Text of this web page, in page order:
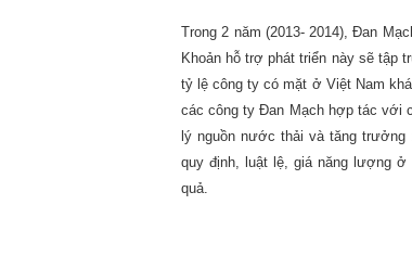
Trong 2 năm (2013- 2014), Đan
Khoản hỗ trợ phát triển này sẽ tập
tỷ lệ công ty có mặt ở Việt Nam
các công ty Đan Mạch hợp tác với
lý nguồn nước thải và tăng
quy định, luật lệ, giá năng lượng
quả.